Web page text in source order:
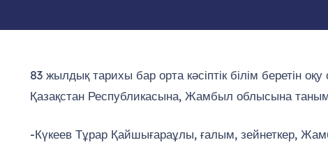
83 жылдық тарихы бар орта кәсіптік білім беретін
Қазақстан Республикасына, Жамбыл облысына
-Күкеев Тұрар Қайшығараұлы, ғалым, зейнеткер,